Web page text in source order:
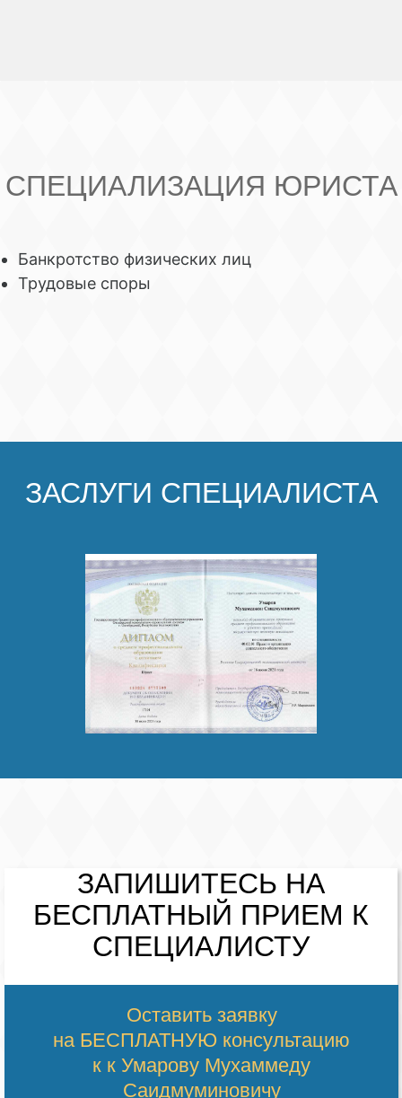
СПЕЦИАЛИЗАЦИЯ ЮРИСТА
Банкротство физических лиц
Трудовые споры
ЗАСЛУГИ СПЕЦИАЛИСТА
ЗАПИШИТЕСЬ НА
БЕСПЛАТНЫЙ ПРИЕМ К
СПЕЦИАЛИСТУ
Оставить заявку
на БЕСПЛАТНУЮ консультацию
к к Умарову Мухаммеду
Саидмуминовичу